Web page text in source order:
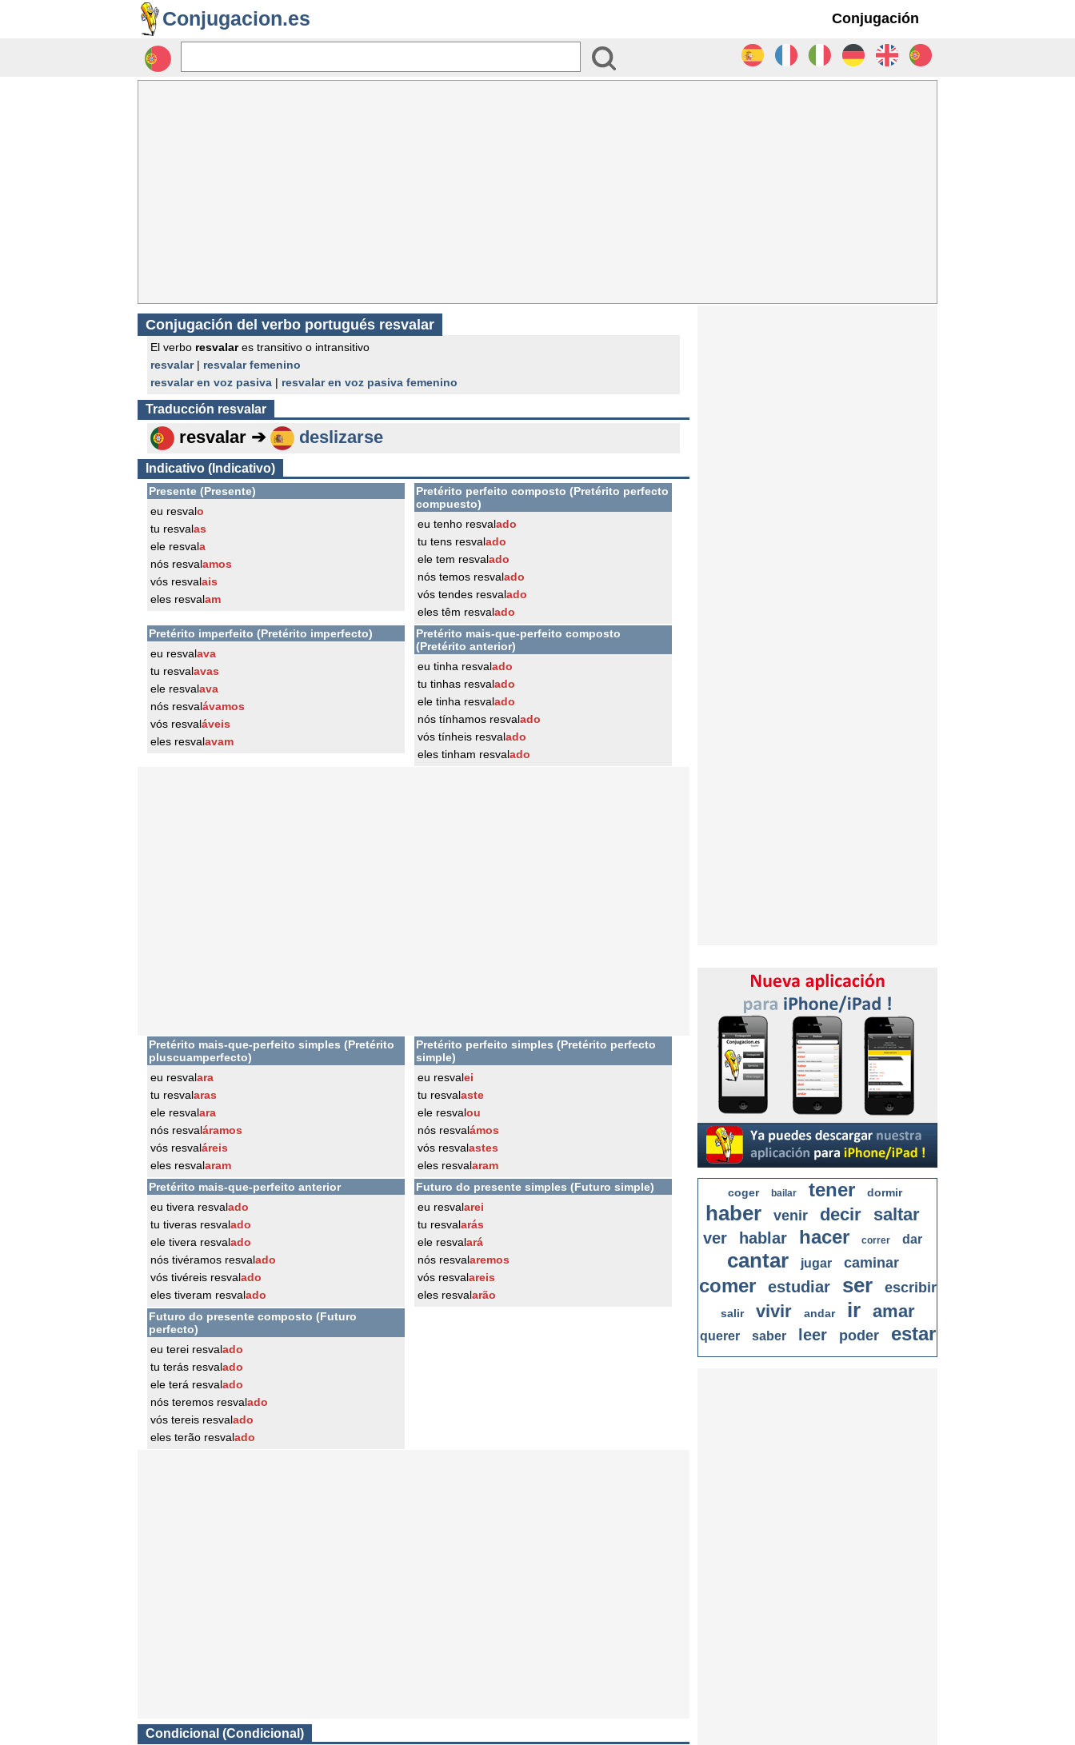
Conjugacion.es Conjugación
Conjugación del verbo portugués resvalar
El verbo resvalares transitivo o intransitivo
resvalar| resvalar femenino
resvalar en voz pasiva | resvalar en voz pasiva femenino
Traducción resvalar
resvalar ➔ deslizarse
Indicativo (Indicativo)
Presente (Presente)
eu resvalo
tu resvalas
ele resvala
nós resvalamos
vós resvalais
eles resvalam
Pretérito perfeito composto (Pretérito perfecto
compuesto)
eu tenho resvalado
tu tens resvalado
ele tem resvalado
nós temos resvalado
vós tendes resvalado
eles têm resvalado
Pretérito imperfeito (Pretérito imperfecto)
eu resvalava
tu resvalavas
ele resvalava
nós resvalávamos
vós resvaláveis
eles resvalavam
Pretérito mais-que-perfeito composto
(Pretérito anterior)
eu tinha resvalado
tu tinhas resvalado
ele tinha resvalado
nós tínhamos resvalado
vós tínheis resvalado
eles tinham resvalado
Pretérito mais-que-perfeito simples (Pretérito
pluscuamperfecto)
eu resvalara
tu resvalaras
ele resvalara
nós resvaláramos
vós resvaláreis
eles resvalaram
Pretérito perfeito simples (Pretérito perfecto
simple)
eu resvalei
tu resvalaste
ele resvalou
nós resvalámos
vós resvalastes
eles resvalaram
Pretérito mais-que-perfeito anterior
eu tivera resvalado
tu tiveras resvalado
ele tivera resvalado
nós tivéramos resvalado
vós tivéreis resvalado
eles tiveram resvalado
Futuro do presente simples (Futuro simple)
eu resvalarei
tu resvalarás
ele resvalará
nós resvalaremos
vós resvalareis
eles resvalarão
Futuro do presente composto (Futuro
perfecto)
eu terei resvalado
tu terás resvalado
ele terá resvalado
nós teremos resvalado
vós tereis resvalado
eles terão resvalado
Condicional (Condicional)
coger bailar tener dormir
haber venir decir saltar
ver hablar hacer correr dar
cantar jugar caminar
comer estudiar ser escribir
salir vivir andar ir amar
querer saber leer poder estar